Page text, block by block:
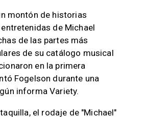
montón de historias
de Michael
de las partes más
de su catálogo musical
en la primera
Fogelson durante una
informa Variety.
el rodaje de "Michael"